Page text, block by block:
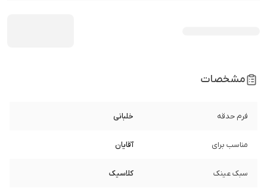
مشخصات
فرم حدقه خلبانی
مناسب برای آقایان
سبک عینک کلاسیک